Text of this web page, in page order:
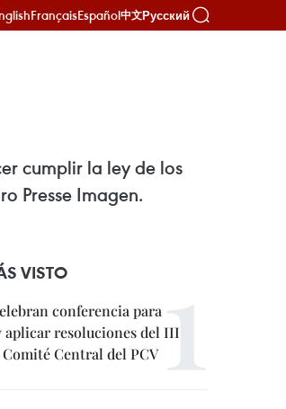
FrançaisEspañol中文Русский
cumplir la ley de los
Presse Imagen.
VISTO
conferencia para
resoluciones del III
Central del PCV